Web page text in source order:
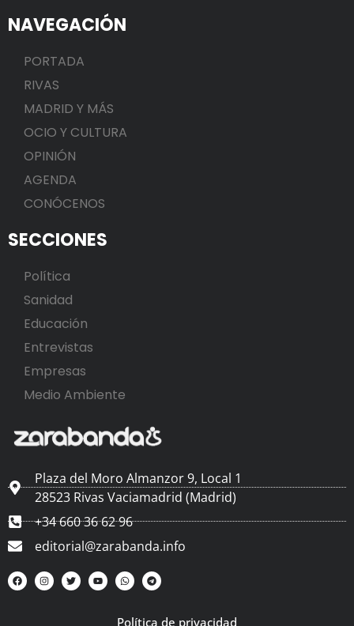
NAVEGACIÓN
PORTADA
RIVAS
MADRID Y MÁS
OCIO Y CULTURA
OPINIÓN
AGENDA
CONÓCENOS
SECCIONES
Política
Sanidad
Educación
Entrevistas
Empresas
Medio Ambiente
Plaza del Moro Almanzor 9, Local 1
28523 Rivas Vaciamadrid (Madrid)
+34 660 36 62 96
editorial@zarabanda.info
Política de privacidad